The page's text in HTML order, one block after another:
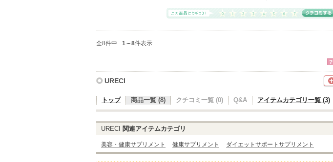
全8件中 1～8件表示
?
URECI
トップ 商品一覧 (8) クチコミ一覧 (0) Q&A アイテムカテゴリ一覧 (3)
URECI 関連アイテムカテゴリ
美容・健康サプリメント 健康サプリメント ダイエットサポートサプリメント